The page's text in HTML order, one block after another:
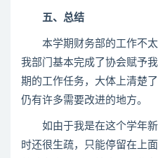
五、总结
本学期财务部的工作不太
我部门基本完成了协会赋予
期的工作任务，大体上清楚
仍有许多需要改进的地方。
如由于我是在这个学年新
时还很生疏，只能停留在上